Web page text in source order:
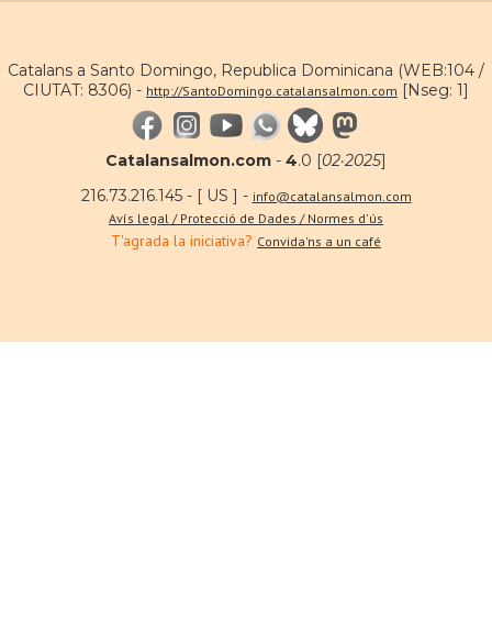
Catalans a Santo Domingo, Republica Dominicana (WEB:104 /
CIUTAT: 8306) - http://SantoDomingo.catalansalmon.com [Nseg: 1]
Catalansalmon.com - 4.0 [02·2025]
216.73.216.145 - [ US ] - info@catalansalmon.com
Avís legal / Protecció de Dades / Normes d'ús
T'agrada la iniciativa? Convida'ns a un café